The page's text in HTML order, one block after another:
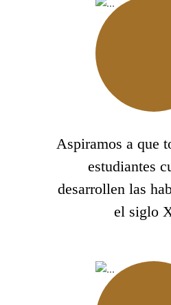
Aspiramos a que
estudiantes
desarrollen las
el siglo